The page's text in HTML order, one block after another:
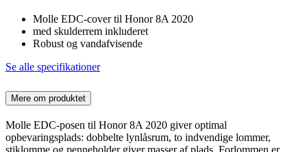
Molle EDC-cover til Honor 8A 2020
med skulderrem inkluderet
Robust og vandafvisende
Se alle specifikationer
Mere om produktet
Molle EDC-posen til Honor 8A 2020 giver optimal
opbevaringsplads: dobbelte lynlåsrum, to indvendige lommer,
stiklomme og penneholder giver masser af plads. Forlommen er